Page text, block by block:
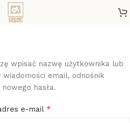
wpisać nazwę użytkownika lub
email, odnośnik
hasła.
e-mail *